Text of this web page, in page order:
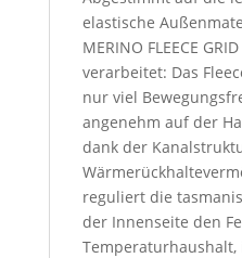
elastische
MERINO FLEECE
verarbeitet: Das
nur viel
angenehm auf der
dank der
reguliert die
der Innenseite den